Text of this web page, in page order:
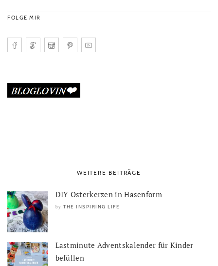
FOLGE MIR
WEITERE BEITRÄGE
DIY Osterkerzen in Hasenform
by THE INSPIRING LIFE
Lastminute Adventskalender für Kinder
befüllen